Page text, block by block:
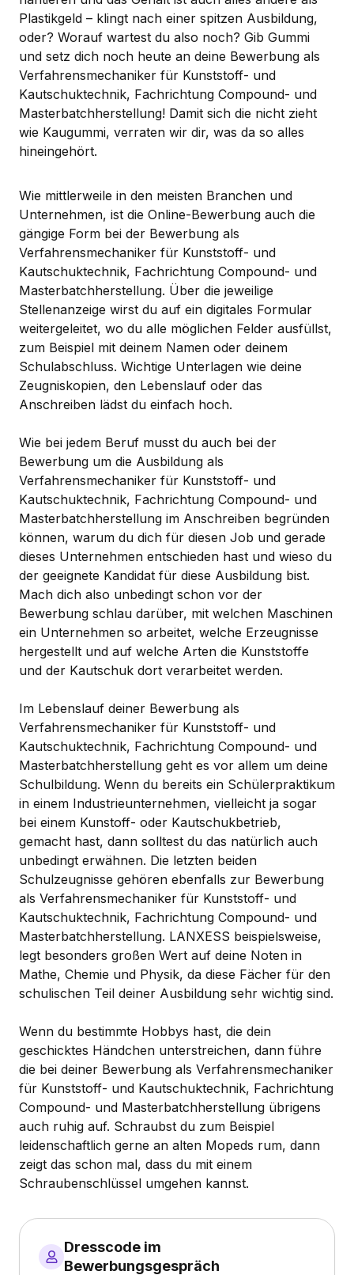
Plastikgeld – klingt nach einer spitzen Ausbildung,
oder? Worauf wartest du also noch? Gib Gummi
und setz dich noch heute an deine Bewerbung als
Verfahrensmechaniker für Kunststoff- und
Kautschuktechnik, Fachrichtung Compound- und
Masterbatchherstellung! Damit sich die nicht zieht
wie Kaugummi, verraten wir dir, was da so alles
hineingehört.
Wie mittlerweile in den meisten Branchen und
Unternehmen, ist die Online-Bewerbung auch die
gängige Form bei der Bewerbung als
Verfahrensmechaniker für Kunststoff- und
Kautschuktechnik, Fachrichtung Compound- und
Masterbatchherstellung. Über die jeweilige
Stellenanzeige wirst du auf ein digitales Formular
weitergeleitet, wo du alle möglichen Felder ausfüllst,
zum Beispiel mit deinem Namen oder deinem
Schulabschluss. Wichtige Unterlagen wie deine
Zeugniskopien, den Lebenslauf oder das
Anschreiben lädst du einfach hoch.
Wie bei jedem Beruf musst du auch bei der
Bewerbung um die Ausbildung als
Verfahrensmechaniker für Kunststoff- und
Kautschuktechnik, Fachrichtung Compound- und
Masterbatchherstellung im Anschreiben begründen
können, warum du dich für diesen Job und gerade
dieses Unternehmen entschieden hast und wieso du
der geeignete Kandidat für diese Ausbildung bist.
Mach dich also unbedingt schon vor der
Bewerbung schlau darüber, mit welchen Maschinen
ein Unternehmen so arbeitet, welche Erzeugnisse
hergestellt und auf welche Arten die Kunststoffe
und der Kautschuk dort verarbeitet werden.
Im Lebenslauf deiner Bewerbung als
Verfahrensmechaniker für Kunststoff- und
Kautschuktechnik, Fachrichtung Compound- und
Masterbatchherstellung geht es vor allem um deine
Schulbildung. Wenn du bereits ein Schülerpraktikum
in einem Industrieunternehmen, vielleicht ja sogar
bei einem Kunstoff- oder Kautschukbetrieb,
gemacht hast, dann solltest du das natürlich auch
unbedingt erwähnen. Die letzten beiden
Schulzeugnisse gehören ebenfalls zur Bewerbung
als Verfahrensmechaniker für Kunststoff- und
Kautschuktechnik, Fachrichtung Compound- und
Masterbatchherstellung. LANXESS beispielsweise,
legt besonders großen Wert auf deine Noten in
Mathe, Chemie und Physik, da diese Fächer für den
schulischen Teil deiner Ausbildung sehr wichtig sind.
Wenn du bestimmte Hobbys hast, die dein
geschicktes Händchen unterstreichen, dann führe
die bei deiner Bewerbung als Verfahrensmechaniker
für Kunststoff- und Kautschuktechnik, Fachrichtung
Compound- und Masterbatchherstellung übrigens
auch ruhig auf. Schraubst du zum Beispiel
leidenschaftlich gerne an alten Mopeds rum, dann
zeigt das schon mal, dass du mit einem
Schraubenschlüssel umgehen kannst.
Dresscode im
Bewerbungsgespräch